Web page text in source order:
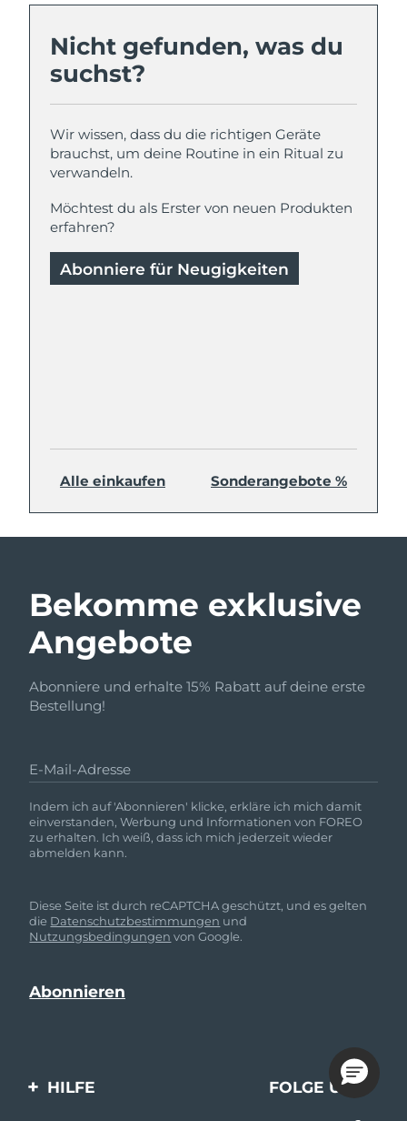
Nicht gefunden, was du
suchst?
Wir wissen, dass du die richtigen Geräte
brauchst, um deine Routine in ein Ritual zu
verwandeln.
Möchtest du als Erster von neuen Produkten
erfahren?
Abonniere für Neugigkeiten
Alle einkaufen Sonderangebote %
Bekomme exklusive
Angebote
Abonniere und erhalte 15% Rabatt auf deine erste
Bestellung!
E-Mail-Adresse
Indem ich auf 'Abonnieren' klicke, erkläre ich mich damit
einverstanden, Werbung und Informationen von FOREO
zu erhalten. Ich weiß, dass ich mich jederzeit wieder
abmelden kann.
Diese Seite ist durch reCAPTCHA geschützt, und es gelten
die Datenschutzbestimmungen und
Nutzungsbedingungen von Google.
HILFE FOLGE UNS